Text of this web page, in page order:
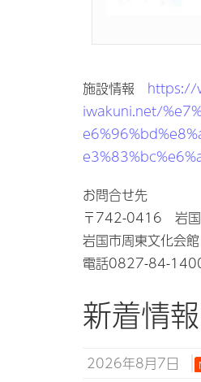
施設情報 https://
iwakuni.net/
お問合せ先
〒742-0416 岩国
岩国市周東文化会館
電話0827-84-
新着情報
2026年8月7日